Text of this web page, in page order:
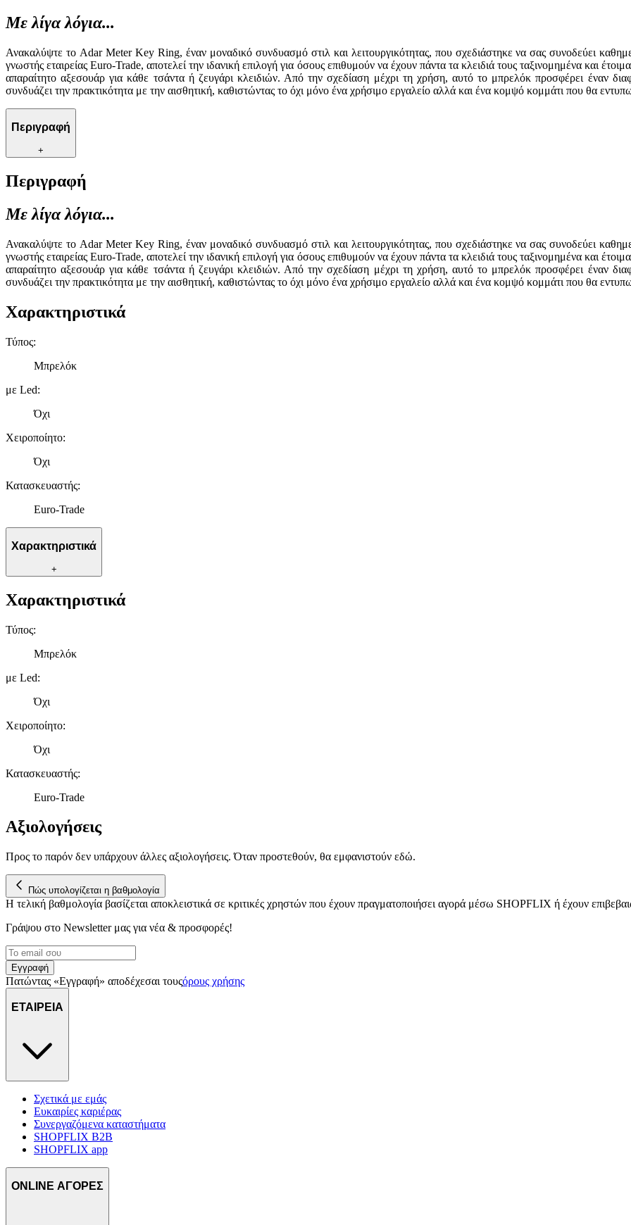
Με λίγα λόγια...
Ανακαλύψτε το Adar Meter Key Ring, έναν μοναδικό συνδυασμό στιλ και λειτουργικότητας, που σχεδιάστηκε να σας συνοδεύει
γνωστής εταιρείας Euro-Trade, αποτελεί την ιδανική επιλογή για όσους επιθυμούν να έχουν πάντα τα κλειδιά τους ταξινομημένα και
απαραίτητο αξεσουάρ για κάθε τσάντα ή ζευγάρι κλειδιών. Από την σχεδίαση μέχρι τη χρήση, αυτό το μπρελόκ προσφέρει έναν
συνδυάζει την πρακτικότητα με την αισθητική, καθιστώντας το όχι μόνο ένα χρήσιμο εργαλείο αλλά και ένα κομψό κομμάτι που θα
Περιγραφή
+
Περιγραφή
Με λίγα λόγια...
Ανακαλύψτε το Adar Meter Key Ring, έναν μοναδικό συνδυασμό στιλ και λειτουργικότητας, που σχεδιάστηκε να σας συνοδεύει
γνωστής εταιρείας Euro-Trade, αποτελεί την ιδανική επιλογή για όσους επιθυμούν να έχουν πάντα τα κλειδιά τους ταξινομημένα και
απαραίτητο αξεσουάρ για κάθε τσάντα ή ζευγάρι κλειδιών. Από την σχεδίαση μέχρι τη χρήση, αυτό το μπρελόκ προσφέρει έναν
συνδυάζει την πρακτικότητα με την αισθητική, καθιστώντας το όχι μόνο ένα χρήσιμο εργαλείο αλλά και ένα κομψό κομμάτι που θα
Χαρακτηριστικά
Τύπος:
Μπρελόκ
με Led:
Όχι
Χειροποίητο:
Όχι
Κατασκευαστής:
Euro-Trade
Χαρακτηριστικά
+
Χαρακτηριστικά
Τύπος:
Μπρελόκ
με Led:
Όχι
Χειροποίητο:
Όχι
Κατασκευαστής:
Euro-Trade
Αξιολογήσεις
Προς το παρόν δεν υπάρχουν άλλες αξιολογήσεις. Όταν προστεθούν, θα εμφανιστούν εδώ.
Πώς υπολογίζεται η βαθμολογία
Η τελική βαθμολογία βασίζεται αποκλειστικά σε κριτικές χρηστών που έχουν πραγματοποιήσει αγορά μέσω SHOPFLIX ή έχουν
Γράψου στο Νewsletter μας για νέα & προσφορές!
Εγγραφή
Πατώντας «Εγγραφή» αποδέχεσαι τουςόρους χρήσης
ΕΤΑΙΡΕΙΑ
Σχετικά με εμάς
Ευκαιρίες καριέρας
Συνεργαζόμενα καταστήματα
SHOPFLIX B2B
SHOPFLIX app
ONLINE ΑΓΟΡΕΣ